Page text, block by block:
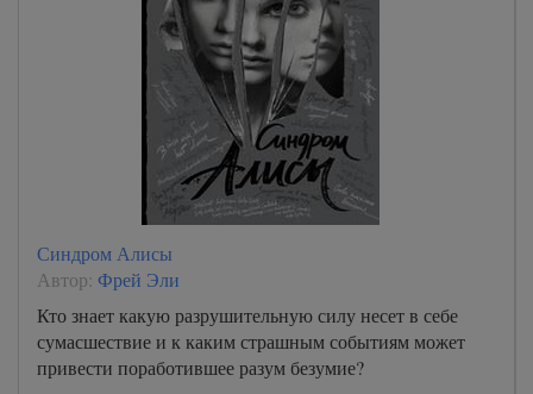
Синдром Алисы
Автор: Фрей Эли
Кто знает какую разрушительную силу несет в себе
сумасшествие и к каким страшным событиям может
привести поработившее разум безумие?